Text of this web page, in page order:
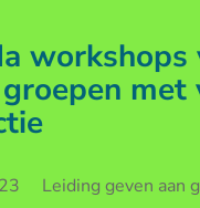
workshops
met
Leiding geven aan